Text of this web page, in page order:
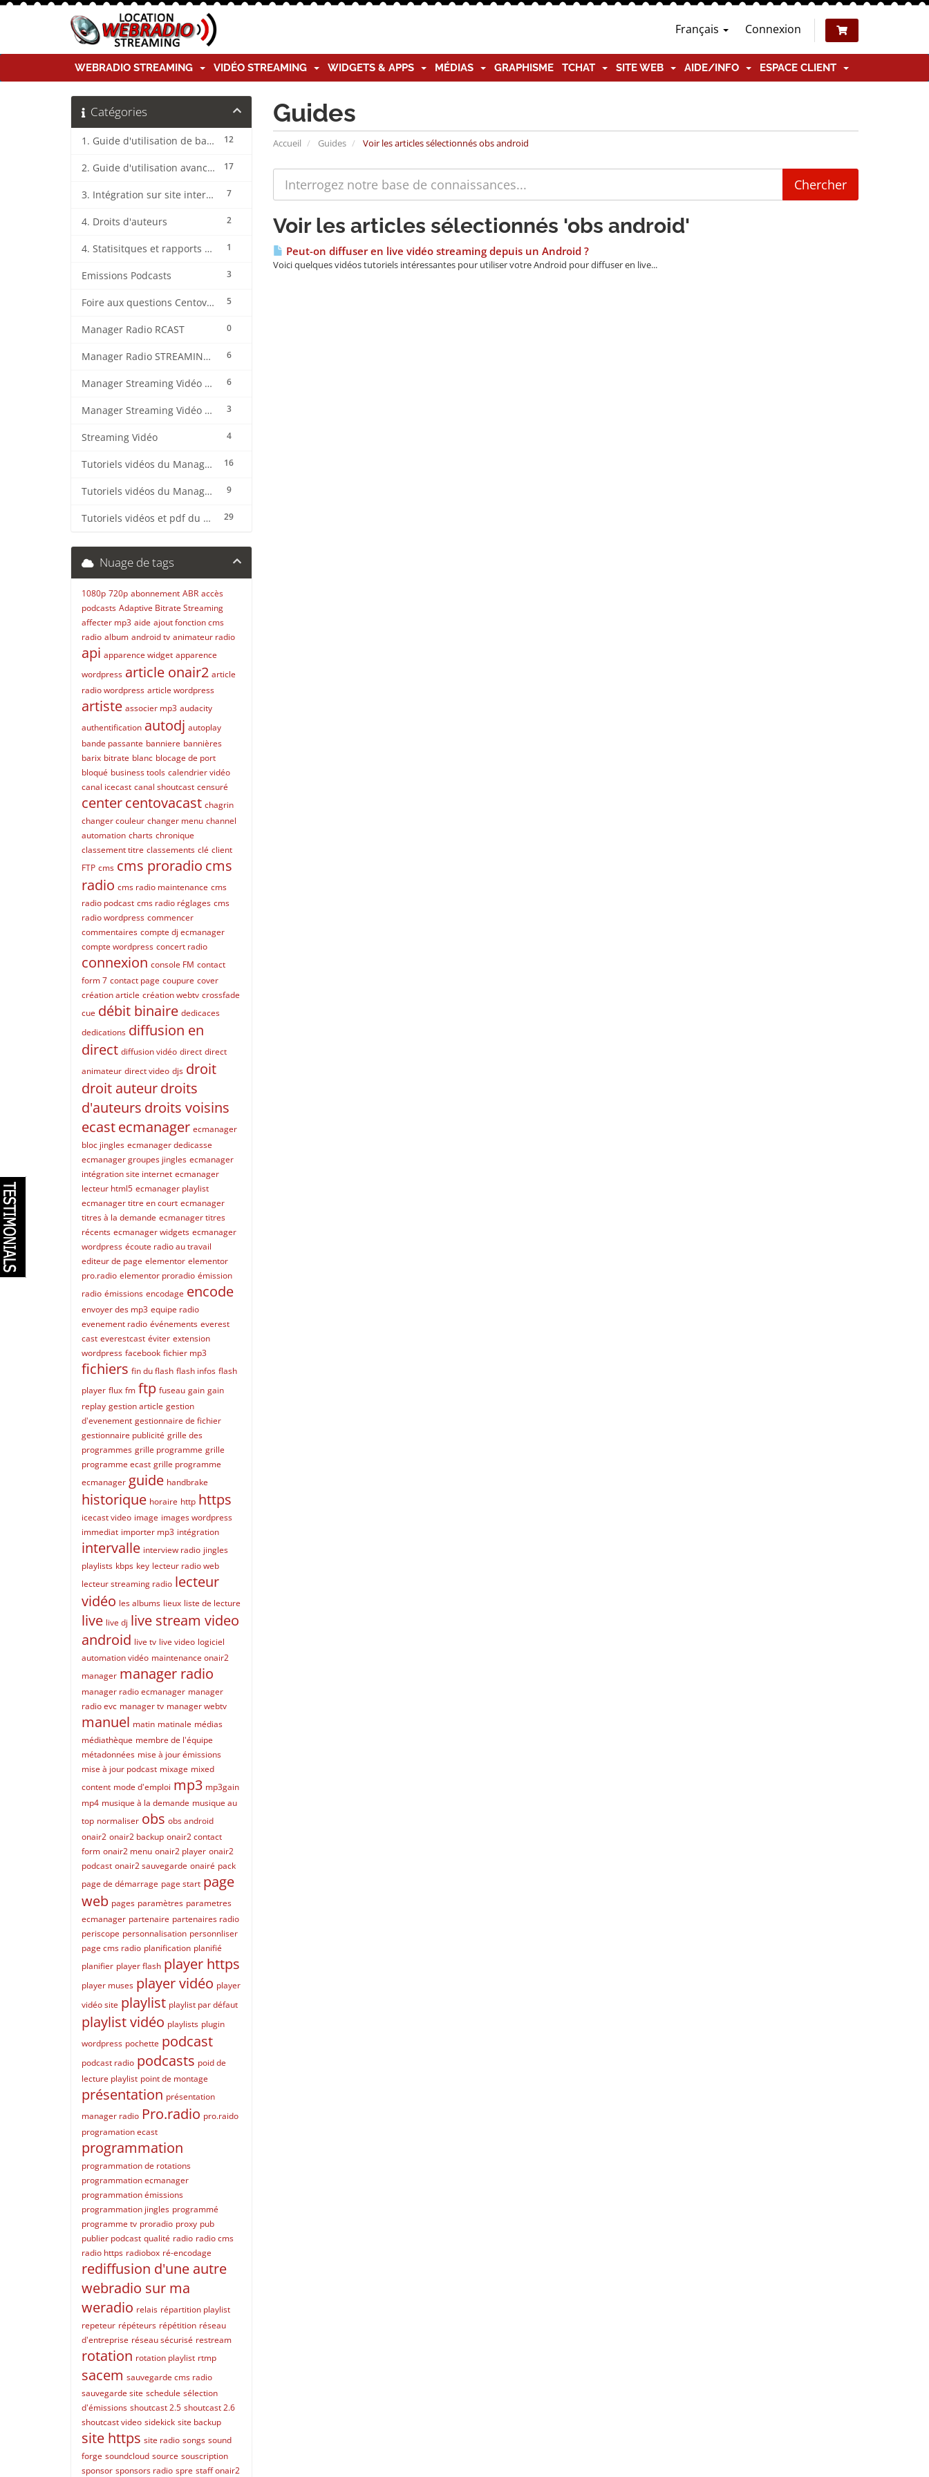
Français Connexion
WEBRADIO STREAMING VIDÉO STREAMING WIDGETS & APPS MÉDIAS GRAPHISME TCHAT SITE WEB AIDE/INFO ESPACE CLIENT
Guides
Accueil Guides Voir les articles sélectionnés obs android
Catégories
12
1. Guide d'utilisation de base CentovaCast
17
2. Guide d'utilisation avancée CentovaCast
7
3. Intégration sur site internet CentovaCast
2
4. Droits d'auteurs
1
4. Statisitques et rapports CentovaCast
3
Emissions Podcasts
5
Foire aux questions CentovaCast
0
Manager Radio RCAST
6
Manager Radio STREAMING CENTER
6
Manager Streaming Vidéo TVMCP
3
Manager Streaming Vidéo VDO
4
Streaming Vidéo
16
Tutoriels vidéos du Manager Radio CentovaCast
9
Tutoriels vidéos du Manager Radio STREAMING CENTER
29
Tutoriels vidéos et pdf du CMS Radio Wordpress + OnAir2/Pro.Radio
Voir les articles sélectionnés 'obs android'
Peut-on diffuser en live vidéo streaming depuis un Android ?
Voici quelques vidéos tutoriels intéressantes pour utiliser votre Android pour diffuser en live...
Nuage de tags
1080p 720p abonnement ABR accès
podcasts Adaptive Bitrate Streaming
affecter mp3 aide ajout fonction cms
radio album android tv animateur radio
api apparence widget apparence
wordpress article onair2 article
radio wordpress article wordpress
artiste associer mp3 audacity
authentification autodj autoplay
bande passante banniere bannières
barix bitrate blanc blocage de port
bloqué business tools calendrier vidéo
canal icecast canal shoutcast censuré
centercentovacast chagrin
changer couleur changer menu channel
automation charts chronique
classement titre classements clé client
FTP cms cms proradio cms
radio cms radio maintenance cms
radio podcast cms radio réglages cms
radio wordpress commencer
commentaires compte dj ecmanager
compte wordpress concert radio
connexion console FM contact
form 7 contact page coupure cover
création article création webtv crossfade
cue débit binaire dedicaces
dedications diffusion en
direct diffusion vidéo direct direct
animateur direct video djs droit
droit auteurdroits
d'auteurs droits voisins
ecastecmanager ecmanager
bloc jingles ecmanager dedicasse
ecmanager groupes jingles ecmanager
intégration site internet ecmanager
lecteur html5 ecmanager playlist
ecmanager titre en court ecmanager
titres à la demande ecmanager titres
récents ecmanager widgets ecmanager
wordpress écoute radio au travail
editeur de page elementor elementor
pro.radio elementor proradio émission
radio émissions encodage encode
envoyer des mp3 equipe radio
evenement radio événements everest
cast everestcast éviter extension
wordpress facebook fichier mp3
fichiers fin du flash flash infos flash
player flux fm ftp fuseau gain gain
replay gestion article gestion
d'evenement gestionnaire de fichier
gestionnaire publicité grille des
programmes grille programme grille
programme ecast grille programme
ecmanager guide handbrake
historique horaire http https
icecast video image images wordpress
immediat importer mp3 intégration
intervalle interview radio jingles
playlists kbps key lecteur radio web
lecteur streaming radio lecteur
vidéo les albums lieux liste de lecture
live live dj live stream video
android live tv live video logiciel
automation vidéo maintenance onair2
manager manager radio
manager radio ecmanager manager
radio evc manager tv manager webtv
manuel matin matinale médias
médiathèque membre de l'équipe
métadonnées mise à jour émissions
mise à jour podcast mixage mixed
content mode d'emploi mp3 mp3gain
mp4 musique à la demande musique au
top normaliser obs obs android
onair2 onair2 backup onair2 contact
form onair2 menu onair2 player onair2
podcast onair2 sauvegarde onairé pack
page de démarrage page start page
web pages paramètres parametres
ecmanager partenaire partenaires radio
periscope personnalisation personnliser
page cms radio planification planifié
planifier player flash player https
player muses player vidéo player
vidéo site playlist playlist par défaut
playlist vidéo playlists plugin
wordpress pochette podcast
podcast radio podcasts poid de
lecture playlist point de montage
présentation présentation
manager radio Pro.radio pro.raido
programation ecast
programmation
programmation de rotations
programmation ecmanager
programmation émissions
programmation jingles programmé
programme tv proradio proxy pub
publier podcast qualité radio radio cms
radio https radiobox ré-encodage
rediffusion d'une autre
webradio sur ma
weradio relais répartition playlist
repeteur répéteurs répétition réseau
d'entreprise réseau sécurisé restream
rotation rotation playlist rtmp
sacem sauvegarde cms radio
sauvegarde site schedule sélection
d'émissions shoutcast 2.5 shoutcast 2.6
shoutcast video sidekick site backup
site https site radio songs sound
forge soundcloud source souscription
sponsor sponsors radio spre staff onair2